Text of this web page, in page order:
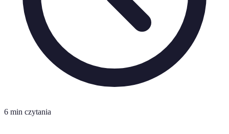
6 min czytania